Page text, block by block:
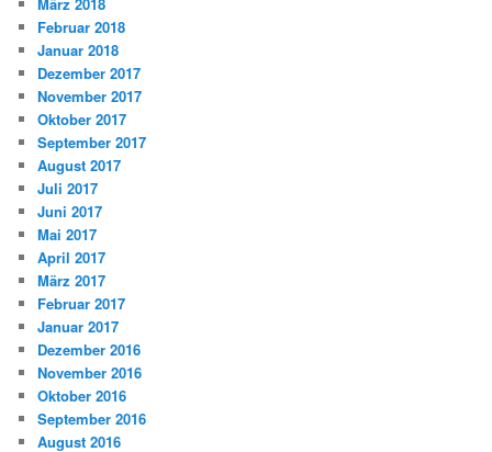
Februar 2018
Januar 2018
Dezember 2017
November 2017
Oktober 2017
September 2017
August 2017
Juli 2017
Juni 2017
Mai 2017
April 2017
März 2017
Februar 2017
Januar 2017
Dezember 2016
November 2016
Oktober 2016
September 2016
August 2016